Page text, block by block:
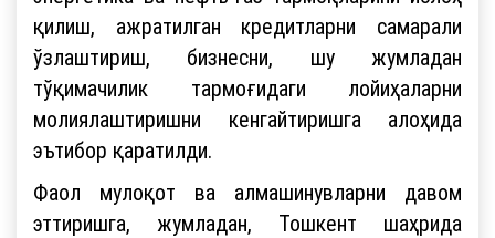
қилиш, ажратилган кредитларни самарали
ўзлаштириш, бизнесни, шу жумладан
тўқимачилик тармоғидаги лойиҳаларни
молиялаштиришни кенгайтиришга алоҳида
эътибор қаратилди.
Фаол мулоқот ва алмашинувларни давом
эттиришга, жумладан, Тошкент шаҳрида